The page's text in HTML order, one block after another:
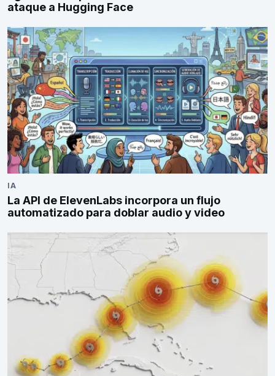
ataque a Hugging Face
IA
La API de ElevenLabs incorpora un flujo
automatizado para doblar audio y video